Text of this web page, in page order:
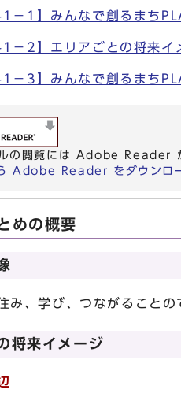
1－1】みんなで創るま
1－2】エリアごとの将来
1－3】みんなで創るま
の閲覧には Adobe Reader
Adobe Reader をダウンロ
めの概要
み、学び、つながること
将来イメージ